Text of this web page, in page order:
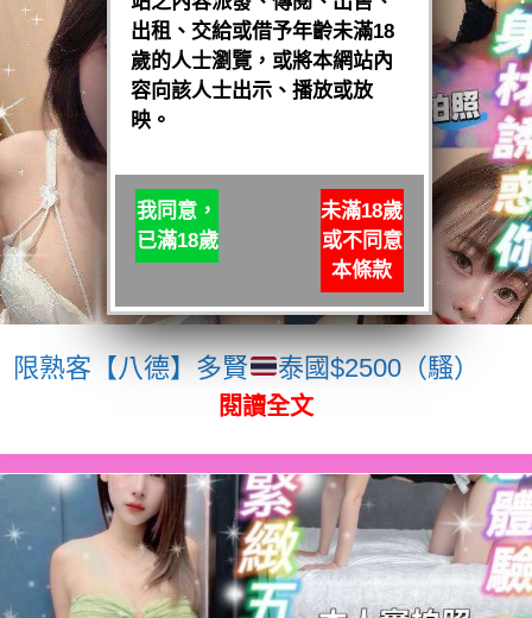
限熟客【八德】多賢 泰國$2500（騷）
閱讀全文
出租、交給或借予年齡未滿18
歲的人士瀏覽，或將本網站內
容向該人士出示、播放或放
映。
我同意，
已滿18歲
未滿18歲
或不同意
本條款